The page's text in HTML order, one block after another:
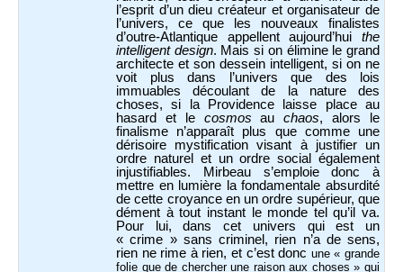
l’esprit d’un dieu créateur et organisateur de
l’univers, ce que les nouveaux finalistes
d’outre-Atlantique appellent aujourd’hui the
intelligent design. Mais si on élimine le grand
architecte et son dessein intelligent, si on ne
voit plus dans l’univers que des lois
immuables découlant de la nature des
choses, si la Providence laisse place au
hasard et le cosmos auchaos, alors le
finalisme n’apparaît plus que comme une
dérisoire mystification visant à justifier un
ordre naturel et un ordre social également
injustifiables. Mirbeau s’emploie donc à
mettre en lumière la fondamentale absurdité
de cette croyance en un ordre supérieur, que
dément à tout instant le monde tel qu’il va.
Pour lui, dans cet univers qui est un
« crime » sans criminel, rien n’a de sens,
rien ne rime à rien, et c’est donc une « grande
folie que de chercher une raison aux choses » qui